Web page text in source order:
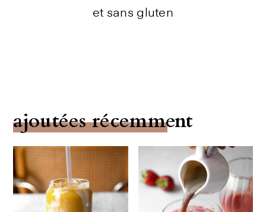
et sans gluten
ajoutées récemment